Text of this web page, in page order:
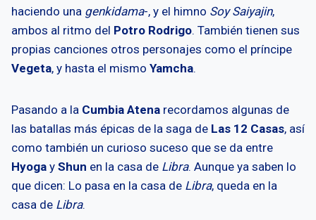
haciendo una genkidama-, y el himno Soy Saiyajin,
ambos al ritmo del Potro Rodrigo. También tienen sus
propias canciones otros personajes como el príncipe
Vegeta, y hasta el mismo Yamcha.
Pasando a la Cumbia Atena recordamos algunas de
las batallas más épicas de la saga de Las 12 Casas, así
como también un curioso suceso que se da entre
Hyoga y Shun en la casa de Libra. Aunque ya saben lo
que dicen: Lo pasa en la casa de Libra, queda en la
casa de Libra.